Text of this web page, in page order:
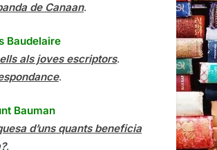
de Canaan.
Baudelaire
als joves escriptors.
.
Bauman
d’uns quants beneficia
.